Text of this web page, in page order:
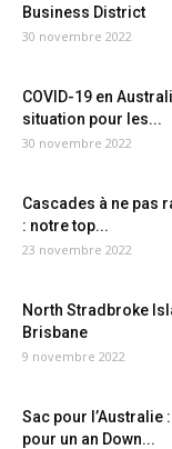
Business District
30 novembre 2022
COVID-19 en
situation pour les...
30 novembre 2022
Cascades à ne pas
: notre top...
23 novembre 2022
North Stradbroke
Brisbane
9 novembre 2022
Sac pour
pour un an Down...